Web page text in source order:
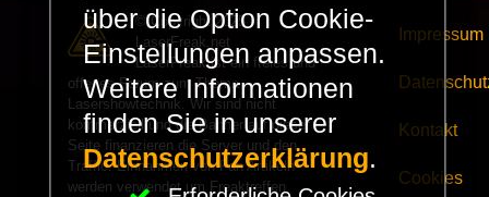
© Copyright 2025 -
LaserFreak.net
LaserFreak ist ein freies und
offenes Forum zum Thema
Lasershowtechnik. Wir sind nicht
kommerziell und die Banner auf dieser
Seite finanzieren die Server und den
Traffic. Einnahmen von Fan Artikeln
werden verwendet um Freaktreffen
Impressum
Kontakt
Cookies
über die Option Cookie-
Einstellungen anpassen.
Weitere Informationen
finden Sie in unserer
Datenschutzerklärung.